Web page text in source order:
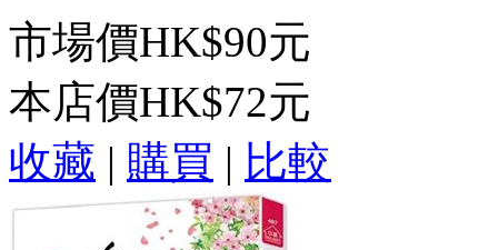
市場價HK$90元
本店價HK$72元
收藏 | 購買 | 比較